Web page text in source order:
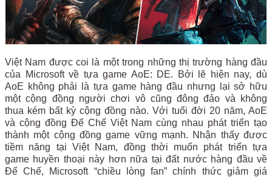
Việt Nam được coi là một trong những thị trường hàng đầu
của Microsoft về tựa game AoE: DE. Bởi lẽ hiện nay, dù
AoE không phải là tựa game hàng đầu nhưng lại sở hữu
một cộng đồng người chơi vô cũng đông đảo và không
thua kém bất kỳ cộng đồng nào. Với tuổi đời 20 năm, AoE
và cộng đồng Đế Chế Việt Nam cùng nhau phát triển tạo
thành một cộng đồng game vững mạnh. Nhận thấy được
tiềm năng tại Việt Nam, đồng thời muốn phát triển tựa
game huyền thoại này hơn nữa tại đất nước hàng đầu về
Đế Chế, Microsoft “chiều lòng fan” chính thức giảm giá